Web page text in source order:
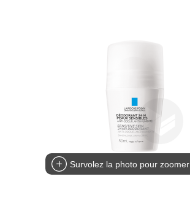
Survolez la photo pour zoomer